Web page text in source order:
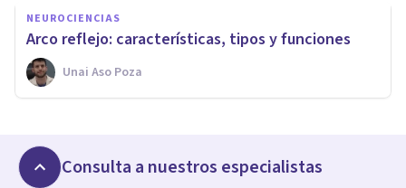
NEUROCIENCIAS
Arco reflejo: características, tipos y funciones
Unai Aso Poza
Consulta a nuestros especialistas